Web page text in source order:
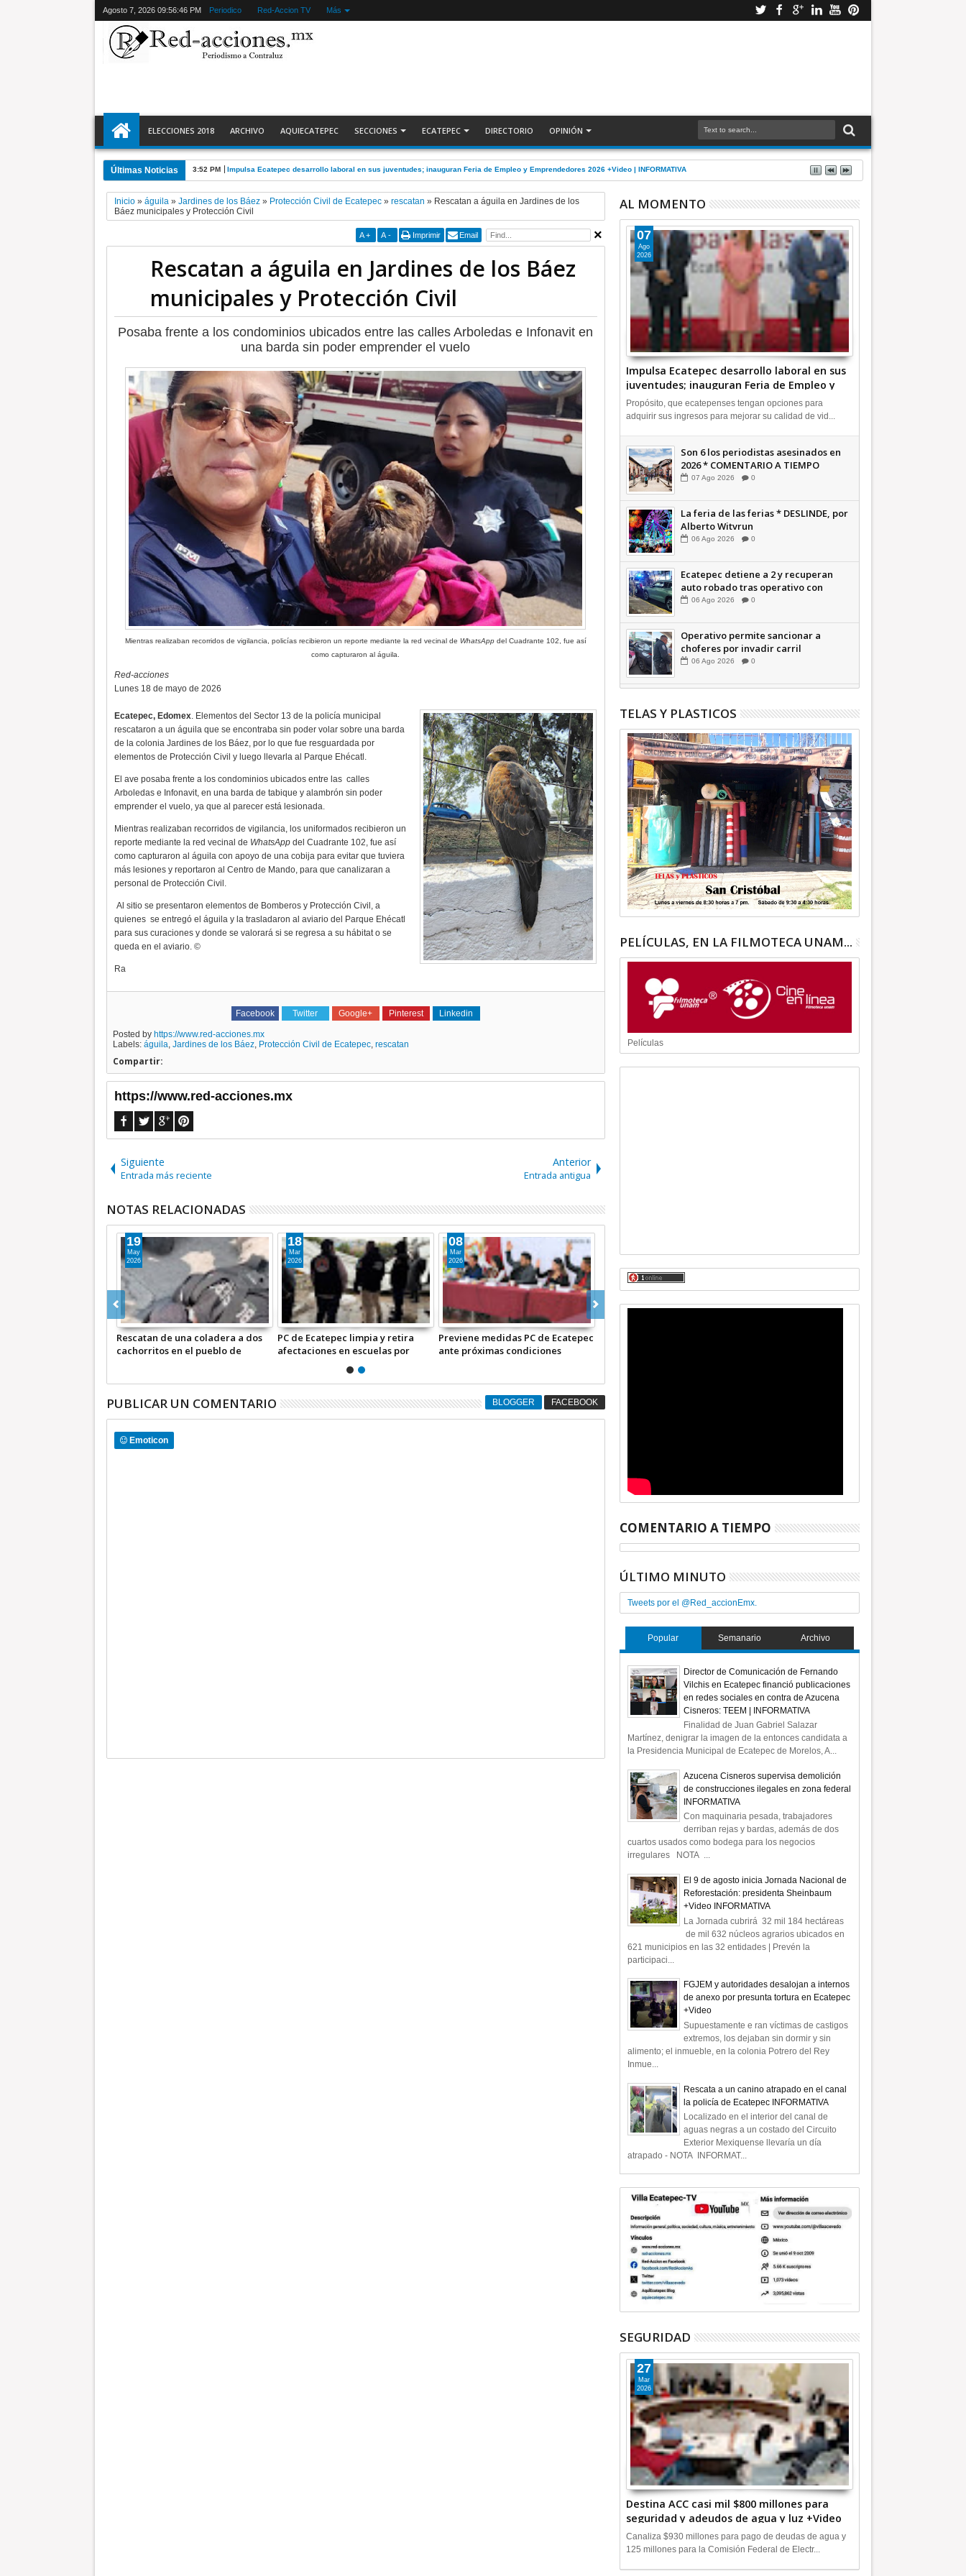
Agosto 7, 2026 09:56:48 PM Periodico Red-Accion TV Más
ELECCIONES 2018 ARCHIVO AQUIECATEPEC SECCIONES ECATEPEC DIRECTORIO OPINIÓN
Últimas Noticias 3:52 PM Impulsa Ecatepec desarrollo laboral en sus juventudes; inauguran Feria de Empleo y Emprendedores 2026 +Video | INFORMATIVA
Inicio» águila» Jardines de los Báez» Protección Civil de Ecatepec» rescatan » Rescatan a águila en Jardines de los
Báez municipales y Protección Civil
A + A - Imprimir Email
Rescatan a águila en Jardines de los Báez
municipales y Protección Civil
Posaba frente a los condominios ubicados entre las calles Arboledas e Infonavit en
una barda sin poder emprender el vuelo
Mientras realizaban recorridos de vigilancia, policías recibieron un reporte mediante la red vecinal de WhatsAppdel Cuadrante 102, fue así
como capturaron al águila.
Red-acciones
Lunes 18 de mayo de 2026
Ecatepec, Edomex. Elementos del Sector 13 de la policía municipal
rescataron a un águila que se encontraba sin poder volar sobre una barda
de la colonia Jardines de los Báez, por lo que fue resguardada por
elementos de Protección Civil y luego llevarla al Parque Ehécatl.
El ave posaba frente a los condominios ubicados entre las calles
Arboledas e Infonavit, en una barda de tabique y alambrón sin poder
emprender el vuelo, ya que al parecer está lesionada.
Mientras realizaban recorridos de vigilancia, los uniformados recibieron un
reporte mediante la red vecinal de WhatsAppdel Cuadrante 102, fue así
como capturaron al águila con apoyo de una cobija para evitar que tuviera
más lesiones y reportaron al Centro de Mando, para que canalizaran a
personal de Protección Civil.
Al sitio se presentaron elementos de Bomberos y Protección Civil, a
quienes se entregó el águila y la trasladaron al aviario del Parque Ehécatl
para sus curaciones y donde se valorará si se regresa a su hábitat o se
queda en el aviario. ©
Ra
Facebook Twitter Google+ Pinterest Linkedin
Posted by https://www.red-acciones.mx
Labels: águila, Jardines de los Báez, Protección Civil de Ecatepec, rescatan
Compartir:
https://www.red-acciones.mx
Siguiente
Entrada más reciente
Anterior
Entrada antigua
NOTAS RELACIONADAS
Rescatan de una coladera a dos
cachorritos en el pueblo de
19
May
2026
PC de Ecatepec limpia y retira
afectaciones en escuelas por
granizada +Videos
18
Mar
2026
Previene medidas PC de Ecatepec
ante próximas condiciones
08
Mar
2026
PUBLICAR UN COMENTARIO BLOGGER FACEBOOK
Emoticon
AL MOMENTO
Impulsa Ecatepec desarrollo laboral en sus
juventudes; inauguran Feria de Empleo y
Emprendedores 2026 +Video |
INFORMATIVA
07
Ago
2026
Propósito, que ecatepenses tengan opciones para
adquirir sus ingresos para mejorar su calidad de vid...
Son 6 los periodistas asesinados en
2026 * COMENTARIO A TIEMPO
07 Ago 2026 0
La feria de las ferias * DESLINDE, por
Alberto Witvrun
06 Ago 2026 0
Ecatepec detiene a 2 y recuperan
auto robado tras operativo con
Tecámac +Video | INFORMATIVA
06 Ago 2026 0
Operativo permite sancionar a
choferes por invadir carril
confinado: Ecatepec +Video |
06 Ago 2026 0
TELAS Y PLASTICOS
PELÍCULAS, EN LA FILMOTECA UNAM...
Películas
COMENTARIO A TIEMPO
ÚLTIMO MINUTO
Tweets por el @Red_accionEmx.
Popular Semanario Archivo
Director de Comunicación de Fernando
Vilchis en Ecatepec financió publicaciones
en redes sociales en contra de Azucena
Cisneros: TEEM | INFORMATIVA
Finalidad de Juan Gabriel Salazar
Martínez, denigrar la imagen de la entonces candidata a
la Presidencia Municipal de Ecatepec de Morelos, A...
Azucena Cisneros supervisa demolición
de construcciones ilegales en zona federal
INFORMATIVA
Con maquinaria pesada, trabajadores
derriban rejas y bardas, además de dos
cuartos usados como bodega para los negocios
irregulares NOTA ...
El 9 de agosto inicia Jornada Nacional de
Reforestación: presidenta Sheinbaum
+Video INFORMATIVA
La Jornada cubrirá 32 mil 184 hectáreas
de mil 632 núcleos agrarios ubicados en
621 municipios en las 32 entidades | Prevén la
participaci...
FGJEM y autoridades desalojan a internos
de anexo por presunta tortura en Ecatepec
+Video
Supuestamente e ran víctimas de castigos
extremos, los dejaban sin dormir y sin
alimento; el inmueble, en la colonia Potrero del Rey
Inmue...
Rescata a un canino atrapado en el canal
la policía de Ecatepec INFORMATIVA
Localizado en el interior del canal de
aguas negras a un costado del Circuito
Exterior Mexiquense llevaría un día
atrapado - NOTA INFORMAT...
SEGURIDAD
Destina ACC casi mil $800 millones para
seguridad y adeudos de agua y luz +Video
27
Mar
2026
Canaliza $930 millones para pago de deudas de agua y
125 millones para la Comisión Federal de Electr...